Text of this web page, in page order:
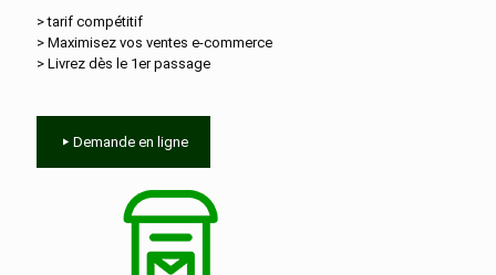
> tarif compétitif
> Maximisez vos ventes e‑commerce
> Livrez dès le 1er passage
Demande en ligne